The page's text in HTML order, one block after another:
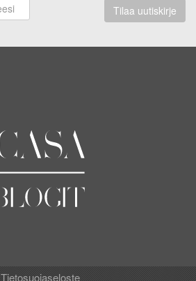
Tilaa uutiskirje
Tietosuojaseloste